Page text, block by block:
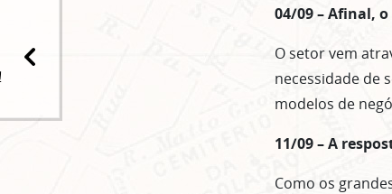
04/09 – Afinal,
O setor vem
necessidade de
modelos de
11/09 – A
Como os